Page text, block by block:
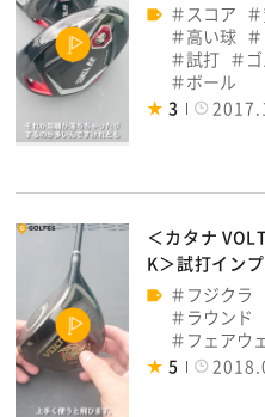
スコア
高い球
試打
ボール
3
＜カタナ
K＞試打イン
フジクラ
ラウンド
フェアウ
5